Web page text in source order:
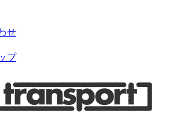
せ
プ